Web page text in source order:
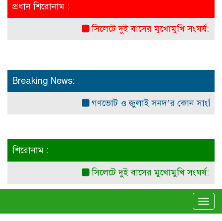
প্রধান শিরোনাম :
সিলেটে দুই বাসের মুখোমুখি সংঘর্ষ: নিহত ৭
Breaking News:
গণভোট ও জুলাই সনদ’র কোন সাংবিধানিক
শিরোনাম :
সিলেটে দুই বাসের মুখোমুখি সংঘর্ষ: নিহত ৭